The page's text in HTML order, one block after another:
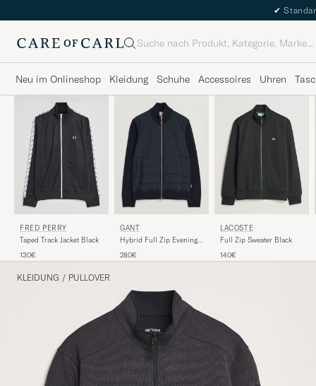
✔
Suche
Neu im Onlineshop Kleidung Schuhe Accessoires Uhren
FRED PERRY
Taped Track Jacket Black
130€
GANT
Hybrid Full Zip Evening
280€
LACOSTE
Full Zip Sweater Black
140€
KLEIDUNG / PULLOVER